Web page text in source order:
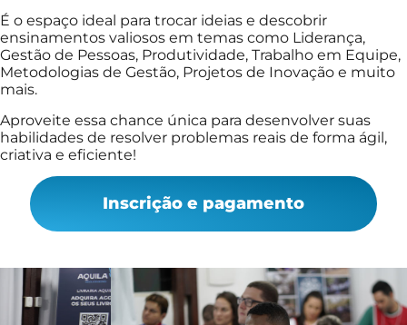
É o espaço ideal para trocar ideias e descobrir
ensinamentos valiosos em temas como Liderança,
Gestão de Pessoas, Produtividade, Trabalho em Equipe,
Metodologias de Gestão, Projetos de Inovação e muito
mais.
Aproveite essa chance única para desenvolver suas
habilidades de resolver problemas reais de forma ágil,
criativa e eficiente!
Inscrição e pagamento